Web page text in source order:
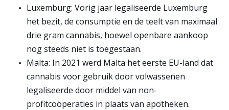
Luxemburg: Vorig jaar legaliseerde Luxemburg
het bezit, de consumptie en de teelt van maximaal
drie gram cannabis, hoewel openbare aankoop
nog steeds niet is toegestaan.
Malta: In 2021 werd Malta het eerste EU-land dat
cannabis voor gebruik door volwassenen
legaliseerde door middel van non-
profitcoöperaties in plaats van apotheken.